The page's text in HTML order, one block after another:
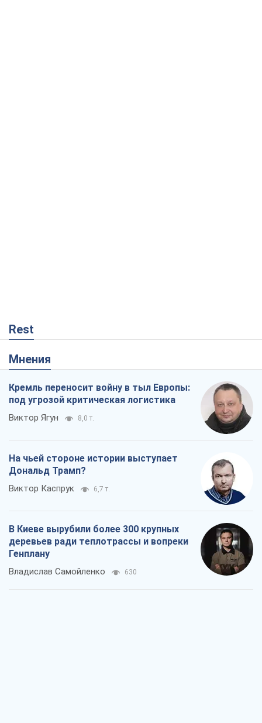
Rest
Мнения
Кремль переносит войну в тыл Европы:
под угрозой критическая логистика
Виктор Ягун 8,0 т.
На чьей стороне истории выступает
Дональд Трамп?
Виктор Каспрук 6,7 т.
В Киеве вырубили более 300 крупных
деревьев ради теплотрассы и вопреки
Генплану
Владислав Самойленко 630